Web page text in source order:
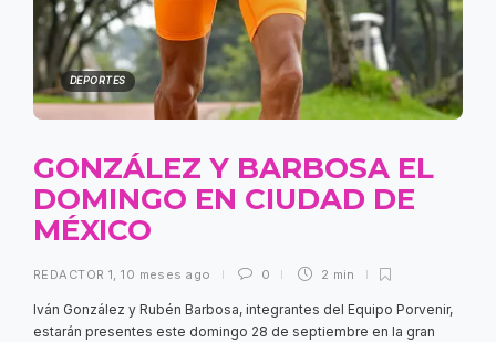
DEPORTES
GONZÁLEZ Y BARBOSA EL
DOMINGO EN CIUDAD DE
MÉXICO
REDACTOR 1,10 meses ago 0 2 min
Iván González y Rubén Barbosa, integrantes del Equipo Porvenir,
estarán presentes este domingo 28 de septiembre en la gran